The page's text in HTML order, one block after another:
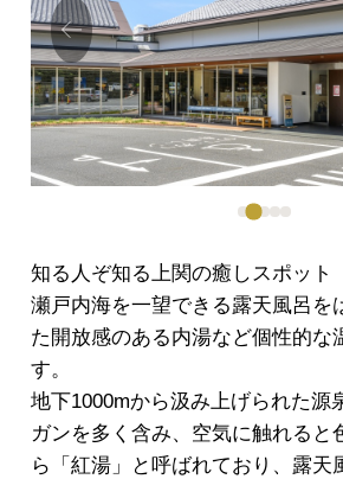
Prev
ious
知る人ぞ知る上関の癒しスポット
瀬戸内海を一望できる露天風呂を
た開放感のある内湯など個性的な
す。
地下1000mから汲み上げられた源
ガンを多く含み、空気に触れると
ら「紅湯」と呼ばれており、露天